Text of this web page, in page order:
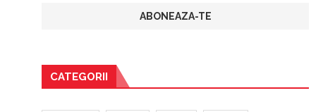
CATEGORII